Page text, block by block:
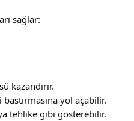
sağlar:
kazandırır.
yol açabilir.
tehlike gibi gösterebilir.